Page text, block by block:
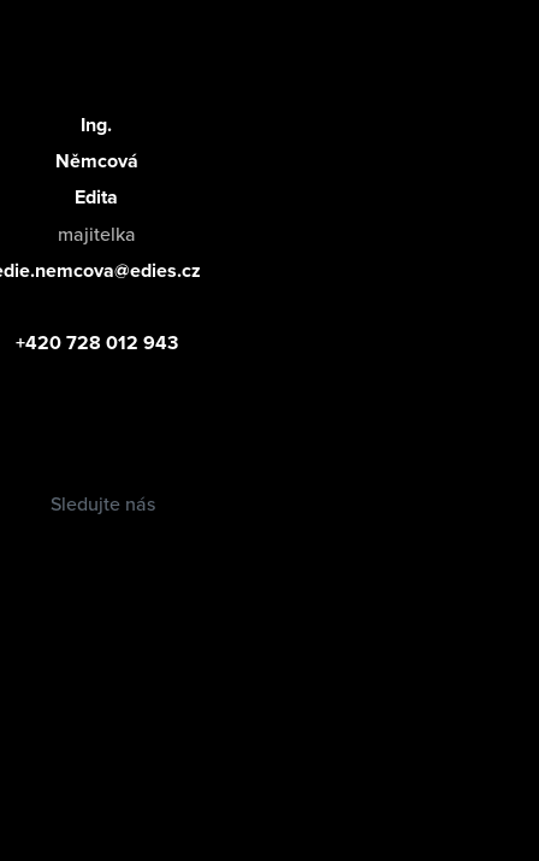
Ing.
Němcová
Edita
majitelka
+420 728 012 943
Sledujte nás